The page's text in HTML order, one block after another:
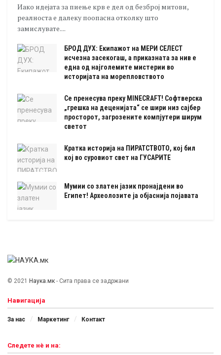
Иако идејата за пиење крв е дел од безброј митови,
реалноста е далеку поопасна отколку што
замислувате....
БРОД ДУХ: Екипажот на МЕРИ СЕЛЕСТ
исчезна засекогаш, а приказната за нив е
една од најголемите мистерии во
историјата на морепловството
Се пренесува преку MINECRAFT! Софтверска
„грешка на деценијата“ се шири низ сајбер
просторот, загрозените компјутери ширум
светот
Кратка историја на ПИРАТСТВОТО, кој бил
кој во суровиот свет на ГУСАРИТЕ
Мумии со златен јазик пронајдени во
Египет! Археолозите ја објаснија појавата
© 2021 Наука.мк - Сита права се задржани
Навигација
За нас Маркетинг Контакт
Следете нѐ и на: